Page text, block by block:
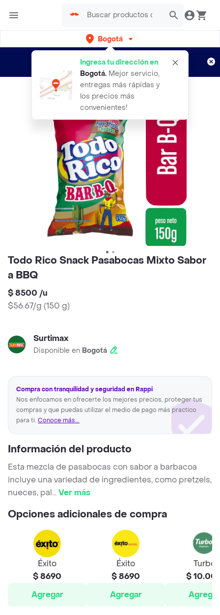
Bogotá
Ingresa tu dirección en
Bogotá. Mejor servicio,
entregas más rápidas y
los precios más
convenientes!
envíos gratis por semanas
Aplican TyC
Todo Rico Snack Pasabocas Mixto Sabor
a BBQ
$ 8500 /u
$56.67/g (150 g)
Surtimax
Disponible en Bogotá
Compra con tranquilidad y seguridad en Rappi
Nos enfocamos en ofrecerte los mejores precios, proteger tus
compras y que puedas utilizar el medio de pago más practico
para ti. Conoce más...
Información del producto
Esta mezcla de pasabocas con sabor a barbacoa
incluye una variedad de ingredientes, como pretzels,
nueces, pal...Ver más
Opciones adicionales de compra
Éxito
$ 8690
Agregar
Éxito
$ 8690
Agregar
Turbo
$
Agregar